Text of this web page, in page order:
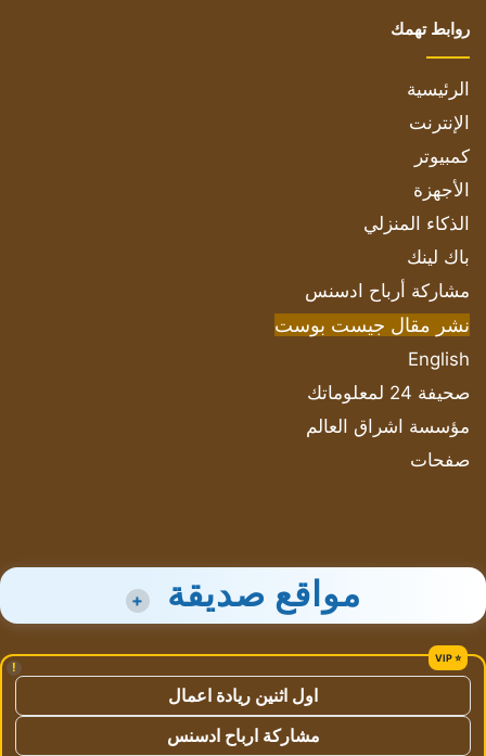
روابط تهمك
الرئيسية
الإنترنت
كمبيوتر
الأجهزة
الذكاء المنزلي
باك لينك
مشاركة أرباح ادسنس
نشر مقال جيست بوست
English
صحيفة 24 لمعلوماتك
مؤسسة اشراق العالم
صفحات
مواقع صديقة +
!
اول اثنين ريادة اعمال
مشاركة ارباح ادسنس